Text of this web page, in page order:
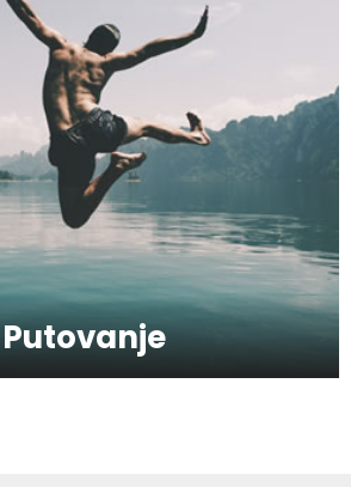
Hiruška operacija gornjih i donjih kapaka
- Blefaroplastika
Kako da bude odabrana najbolja radio
antena danas?
Kako da preživite ponedeljak?
Putovanje